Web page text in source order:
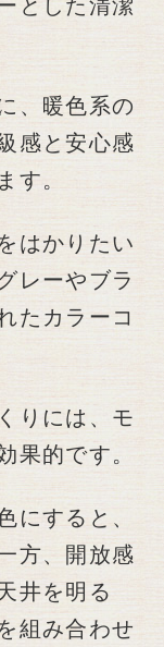
とした清潔
、暖色系の
感と安心感
す。
はかりたい
レーやブラ
たカラーコ
りには、モ
果的です。
にすると、
方、開放感
井を明る
組み合わせ